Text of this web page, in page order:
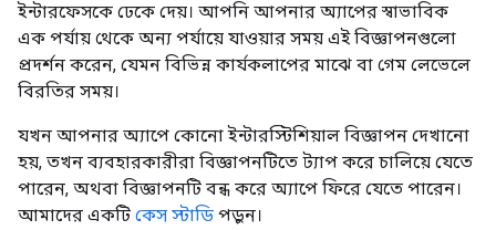
ইন্টারফেসকে ঢেকে দেয়। আপনি আপনার অ্যাপের স্বাভাবিক
এক পর্যায় থেকে অন্য পর্যায়ে যাওয়ার সময় এই বিজ্ঞাপনগুলো
প্রদর্শন করেন, যেমন বিভিন্ন কার্যকলাপের মাঝে বা গেম লেভেলে
বিরতির সময়।
যখন আপনার অ্যাপে কোনো ইন্টারস্টিশিয়াল বিজ্ঞাপন দেখানো
হয়, তখন ব্যবহারকারীরা বিজ্ঞাপনটিতে ট্যাপ করে চালিয়ে যেতে
পারেন, অথবা বিজ্ঞাপনটি বন্ধ করে অ্যাপে ফিরে যেতে পারেন।
আমাদের একটি কেস স্টাডি পড়ুন।